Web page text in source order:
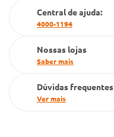
TelevendasCentral de ajuda:
4000-1194
Nossas lojas
Saber mais
Dúvidas frequentes
Ver mais